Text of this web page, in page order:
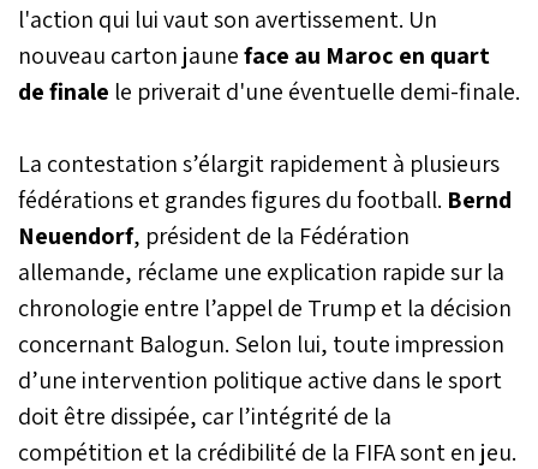
l'action qui lui vaut son avertissement. Un
nouveau carton jauneface au Maroc en quart
de finale le priverait d'une éventuelle demi-finale.
La contestation s’élargit rapidement à plusieurs
fédérations et grandes figures du football. Bernd
Neuendorf, président de la Fédération
allemande, réclame une explication rapide sur la
chronologie entre l’appel de Trump et la décision
concernant Balogun. Selon lui, toute impression
d’une intervention politique active dans le sport
doit être dissipée, car l’intégrité de la
compétition et la crédibilité de la FIFA sont en jeu.